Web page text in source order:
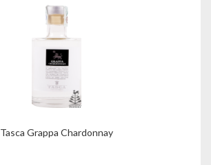
Tasca Grappa Chardonnay